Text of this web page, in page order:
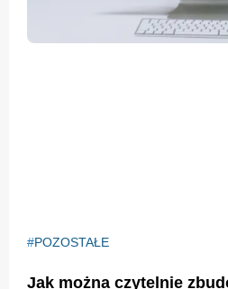
POZOSTAŁE
Jak można czytelnie